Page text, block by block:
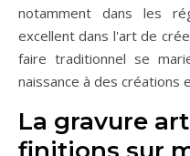
notamment dans les
excellent dans l'art de
faire traditionnel se
naissance à des créations
La gravure